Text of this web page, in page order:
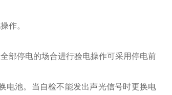
作。
部停电的场合进行验电操作可采用停电前
电池。当自检不能发出声光信号时更换电